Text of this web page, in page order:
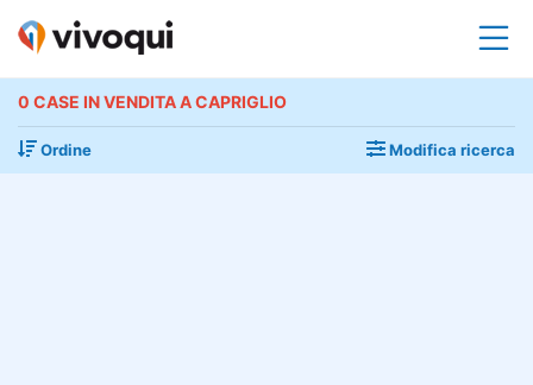
0 CASE IN VENDITA A CAPRIGLIO
Ordine Modifica ricerca